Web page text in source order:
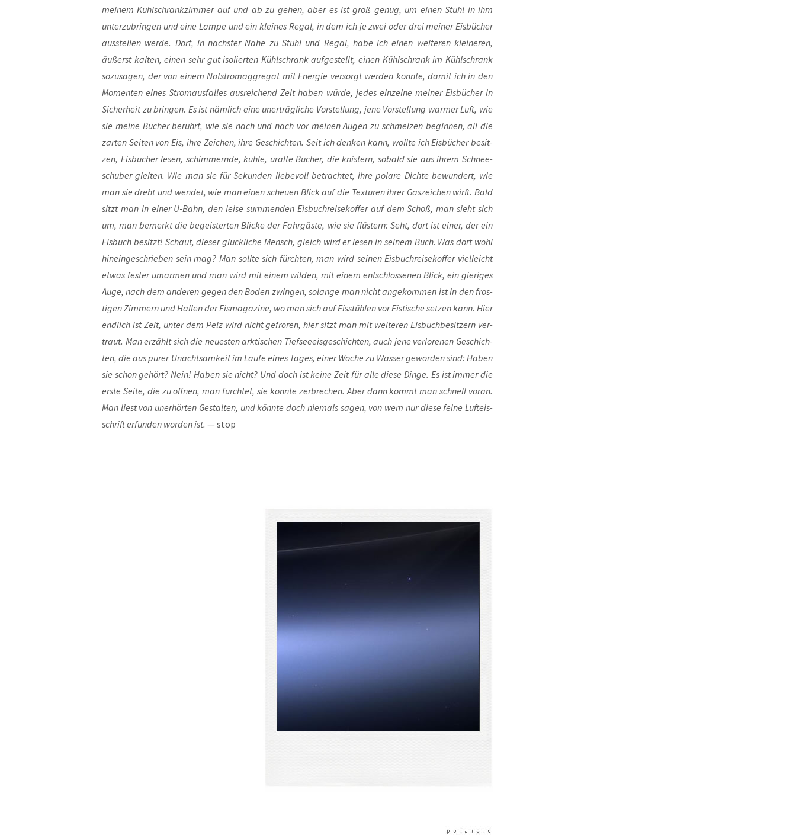
mei­nem Kühl­schrank­zim­mer auf und ab zu gehen, aber es ist groß genug, um einen Stuhl in ihm
unter­zu­brin­gen und eine Lam­pe und ein klei­nes Regal, in dem ich je zwei oder drei mei­ner Eis­bü­cher
aus­stel­len wer­de. Dort, in nächs­ter Nähe zu Stuhl und Regal, habe ich einen wei­te­ren klei­ne­ren,
äußerst kal­ten, einen sehr gut iso­lier­ten Kühl­schrank auf­ge­stellt, einen Kühl­schrank im Kühl­schrank
sozu­sa­gen, der von einem Not­strom­ag­gre­gat mit Ener­gie ver­sorgt wer­den könn­te, damit ich in den
Momen­ten eines Strom­aus­fal­les aus­rei­chend Zeit haben wür­de, jedes ein­zel­ne mei­ner Eis­bü­cher in
Sicher­heit zu brin­gen. Es ist näm­lich eine uner­träg­li­che Vor­stel­lung, jene Vor­stel­lung war­mer Luft, wie
sie mei­ne Bücher berührt, wie sie nach und nach vor mei­nen Augen zu schmel­zen begin­nen, all die
zar­ten Sei­ten von Eis, ihre Zei­chen, ihre Geschich­ten. Seit ich den­ken kann, woll­te ich Eis­bü­cher besit­
zen, Eis­bü­cher lesen, schim­mern­de, küh­le, uralte Bücher, die knis­tern, sobald sie aus ihrem Schnee­
schu­ber glei­ten. Wie man sie für Sekun­den lie­be­voll betrach­tet, ihre pola­re Dich­te bewun­dert, wie
man sie dreht und wen­det, wie man einen scheu­en Blick auf die Tex­tu­ren ihrer Gas­zei­chen wirft. Bald
sitzt man in einer U‑Bahn, den lei­se sum­men­den Eis­buch­rei­se­kof­fer auf dem Schoß, man sieht sich
um, man bemerkt die begeis­ter­ten Bli­cke der Fahr­gäs­te, wie sie flüs­tern: Seht, dort ist einer, der ein
Eis­buch besitzt! Schaut, die­ser glück­li­che Mensch, gleich wird er lesen in sei­nem Buch. Was dort wohl
hin­ein­ge­schrie­ben sein mag? Man soll­te sich fürch­ten, man wird sei­nen Eis­buch­rei­se­kof­fer viel­leicht
etwas fes­ter umar­men und man wird mit einem wil­den, mit einem ent­schlos­se­nen Blick, ein gie­ri­ges
Auge, nach dem ande­ren gegen den Boden zwin­gen, solan­ge man nicht ange­kom­men ist in den fros­
ti­gen Zim­mern und Hal­len der Eis­ma­ga­zi­ne, wo man sich auf Eis­stüh­len vor Eis­ti­sche set­zen kann. Hier
end­lich ist Zeit, unter dem Pelz wird nicht gefro­ren, hier sitzt man mit wei­te­ren Eis­buch­be­sit­zern ver­
traut. Man erzählt sich die neu­es­ten ark­ti­schen Tief­see­eis­ge­schich­ten, auch jene ver­lo­re­nen Geschich­
ten, die aus purer Unacht­sam­keit im Lau­fe eines Tages, einer Woche zu Was­ser gewor­den sind: Haben
sie schon gehört? Nein! Haben sie nicht? Und doch ist kei­ne Zeit für alle die­se Din­ge. Es ist immer die
ers­te Sei­te, die zu öff­nen, man fürch­tet, sie könn­te zer­bre­chen. Aber dann kommt man schnell vor­an.
Man liest von uner­hör­ten Gestal­ten, und könn­te doch nie­mals sagen, von wem nur die­se fei­ne Luft­eis­
schrift erfun­den wor­den ist. — stop